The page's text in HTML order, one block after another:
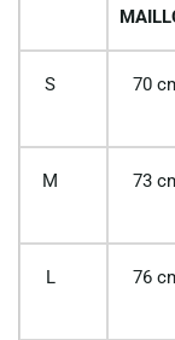
S 70
M 73
L 76